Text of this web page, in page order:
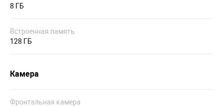
8 ГБ
Встроенная память
128 ГБ
Камера
Фронтальная камера